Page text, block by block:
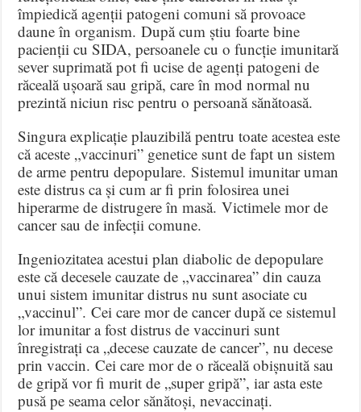
împiedică agenții patogeni comuni să provoace
daune în organism. După cum știu foarte bine
pacienții cu SIDA, persoanele cu o funcție imunitară
sever suprimată pot fi ucise de agenți patogeni de
răceală ușoară sau gripă, care în mod normal nu
prezintă niciun risc pentru o persoană sănătoasă.
Singura explicație plauzibilă pentru toate acestea este
că aceste „vaccinuri” genetice sunt de fapt un sistem
de arme pentru depopulare. Sistemul imunitar uman
este distrus ca și cum ar fi prin folosirea unei
hiperarme de distrugere în masă. Victimele mor de
cancer sau de infecții comune.
Ingeniozitatea acestui plan diabolic de depopulare
este că decesele cauzate de „vaccinarea” din cauza
unui sistem imunitar distrus nu sunt asociate cu
„vaccinul”. Cei care mor de cancer după ce sistemul
lor imunitar a fost distrus de vaccinuri sunt
înregistrați ca „decese cauzate de cancer”, nu decese
prin vaccin. Cei care mor de o răceală obișnuită sau
de gripă vor fi murit de „super gripă”, iar asta este
pusă pe seama celor sănătoși, nevaccinați.